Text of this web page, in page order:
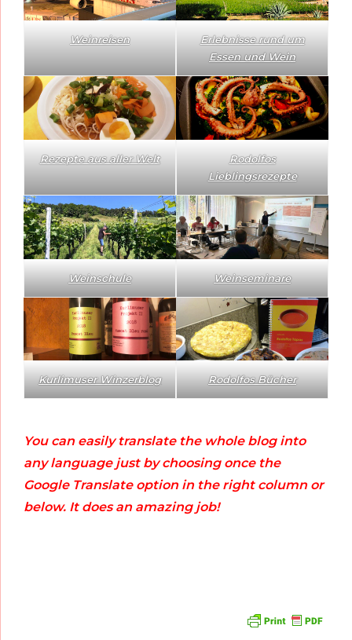
Weinreisen
Erlebnisse rund um
Essen und Wein
Rezepte aus aller Welt
Rodolfos
Lieblingsrezepte
Weinschule Weinseminare
Kurlimuser Winzerblog Rodolfos Bücher
You can easily translate the whole blog into
any language just by choosing once the
Google Translate option in the right column or
below. It does an amazing job!